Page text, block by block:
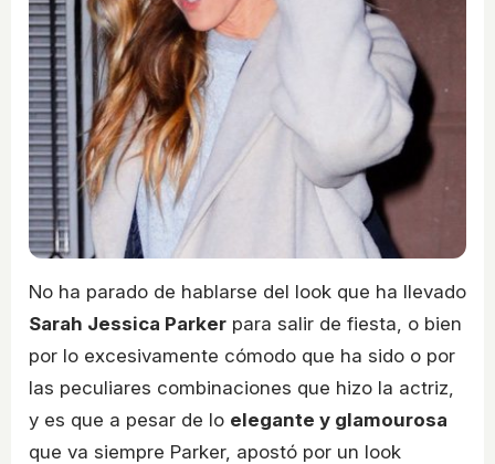
No ha parado de hablarse del look que ha llevado
Sarah Jessica Parker para salir de fiesta, o bien
por lo excesivamente cómodo que ha sido o por
las peculiares combinaciones que hizo la actriz,
y es que a pesar de lo elegante y glamourosa
que va siempre Parker, apostó por un look